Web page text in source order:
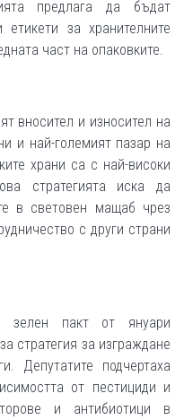
предлага да бъдат
за хранителните
част на опаковките.
вносител и износител на
и най-големият пазар на
храни са с най-високи
стратегията иска да
в световен мащаб чрез
с други страни
зелен пакт от януари
стратегия за изграждане
Депутатите подчертаха
от пестициди и
и антибиотици в